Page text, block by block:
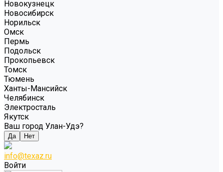
Новокузнецк
Новосибирск
Норильск
Омск
Пермь
Подольск
Прокопьевск
Томск
Тюмень
Ханты-Мансийск
Челябинск
Электросталь
Якутск
Ваш город Улан-Удэ?
Да Нет
info@texaz.ru
Войти